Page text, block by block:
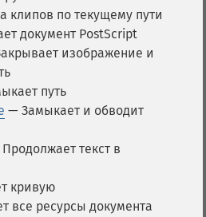
клипов по текущему пути
документ PostScript
изображение и
путь
— Замыкает и обводит
текст в
кривую
все ресурсы документа